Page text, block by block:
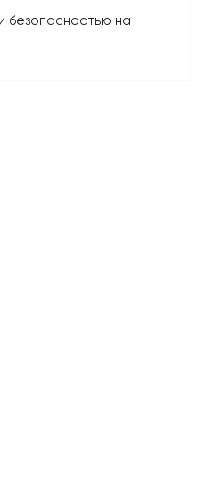
безопасностью на